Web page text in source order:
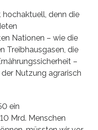
denn die
Nationen – wie die
Treibhausgasen, die
–
Nutzung agrarisch
ein
Mrd. Menschen